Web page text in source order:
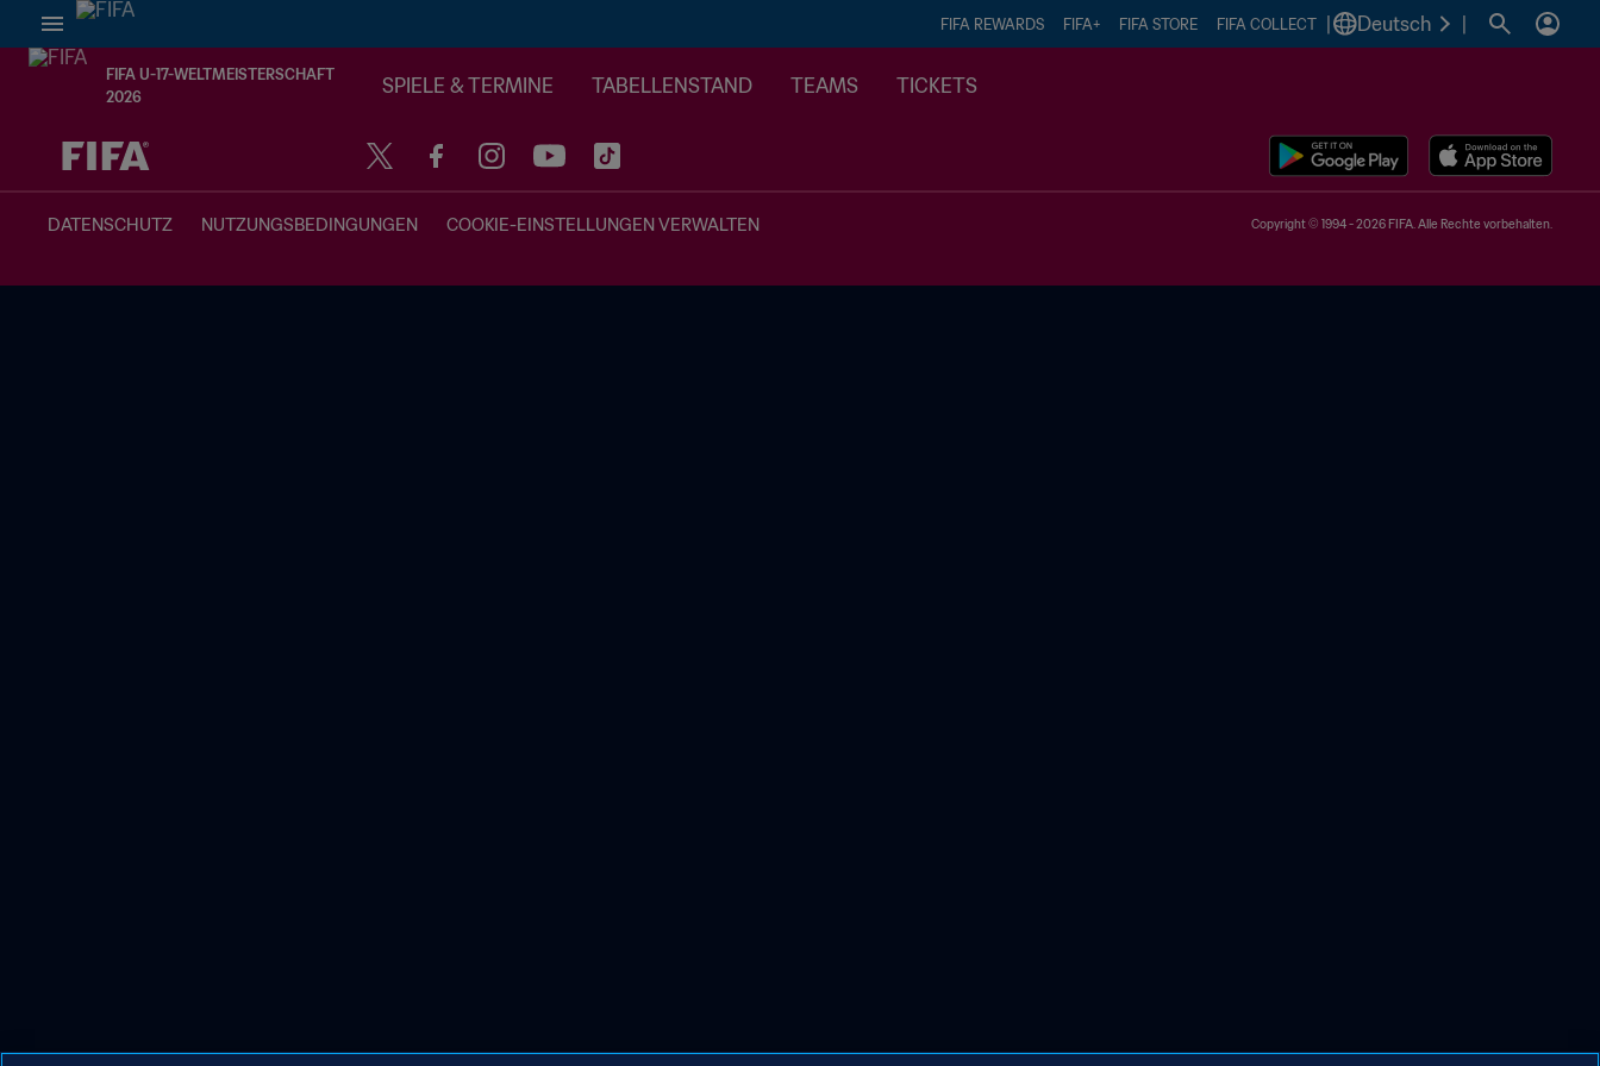
FIFA REWARDS FIFA+ FIFA STORE FIFA COLLECT Deutsch
FIFA U-17-WELTMEISTERSCHAFT
2026
SPIELE & TERMINE TABELLENSTAND TEAMS TICKETS
OFFEN – OFFEN
DATENSCHUTZ NUTZUNGSBEDINGUNGEN COOKIE-EINSTELLUNGEN VERWALTEN Copyright © 1994 - 2026 FIFA. Alle Rechte vorbehalten.